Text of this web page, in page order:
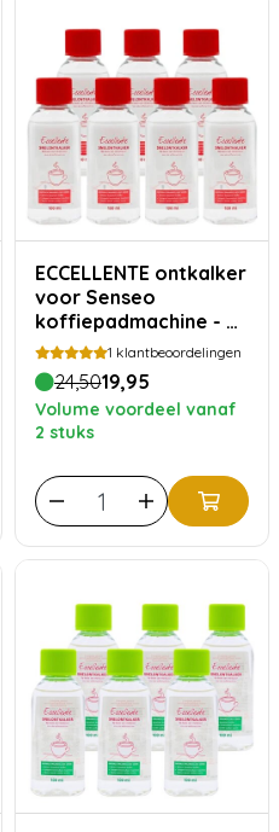
ECCELLENTE ontkalker
voor Senseo
koffiepadmachine - 7
stuks
1 klantbeoordelingen
24,5019,95
Volume voordeel vanaf
2 stuks